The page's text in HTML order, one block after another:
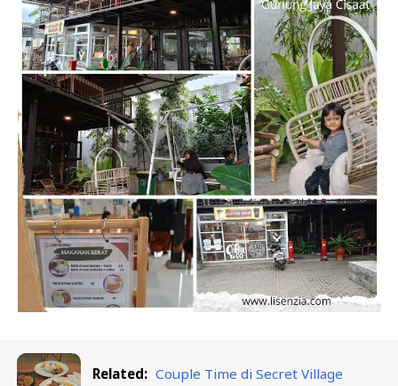
Related: Couple Time di Secret Village